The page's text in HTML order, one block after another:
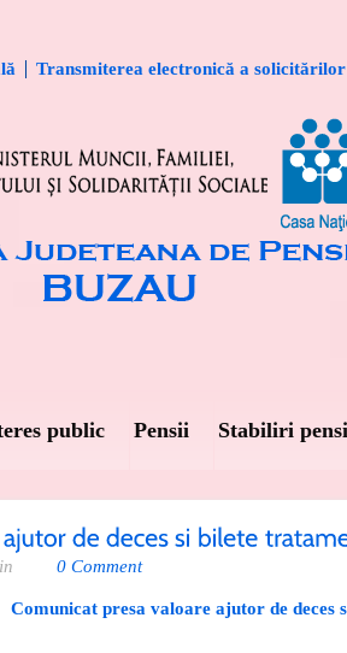
Transmiterea electronică a solicitărilor
public Pensii Stabiliri
0 Comment
Comunicat presa valoare ajutor de deces